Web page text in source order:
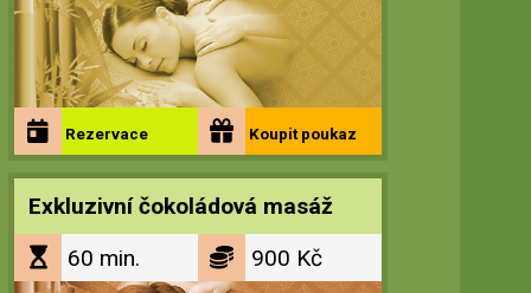
Rezervace Koupit poukaz
Exkluzivní čokoládová masáž
60 min.
900 Kč